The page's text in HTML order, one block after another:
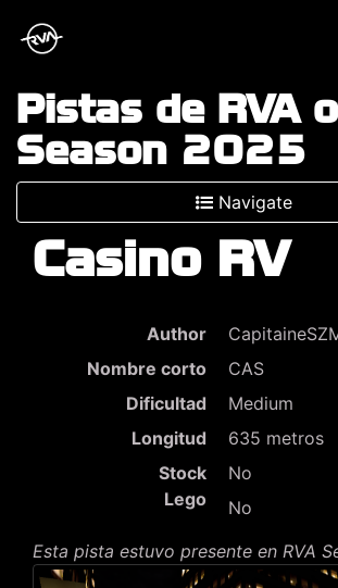
Pistas de RVA
Season 2025
Navigate
Casino RV
Author
Nombre corto
CAS
Dificultad
Medium
Longitud
635 metros
Stock
Lego
No
No
Esta pista estuvo presente en RVA